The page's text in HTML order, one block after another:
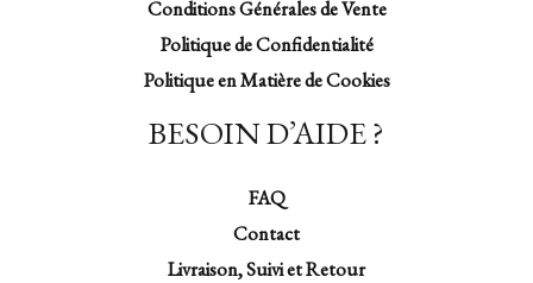
Conditions Générales de Vente
Politique de Confidentialité
Politique en Matière de Cookies
BESOIN D’AIDE ?
FAQ
Contact
Livraison, Suivi et Retour